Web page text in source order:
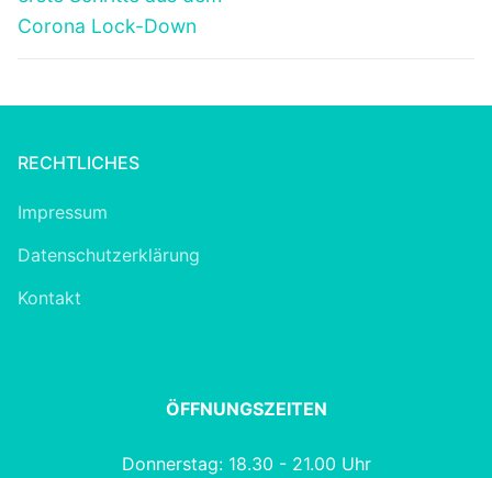
Corona Lock-Down
RECHTLICHES
Impressum
Datenschutzerklärung
Kontakt
ÖFFNUNGSZEITEN
Donnerstag: 18.30 - 21.00 Uhr